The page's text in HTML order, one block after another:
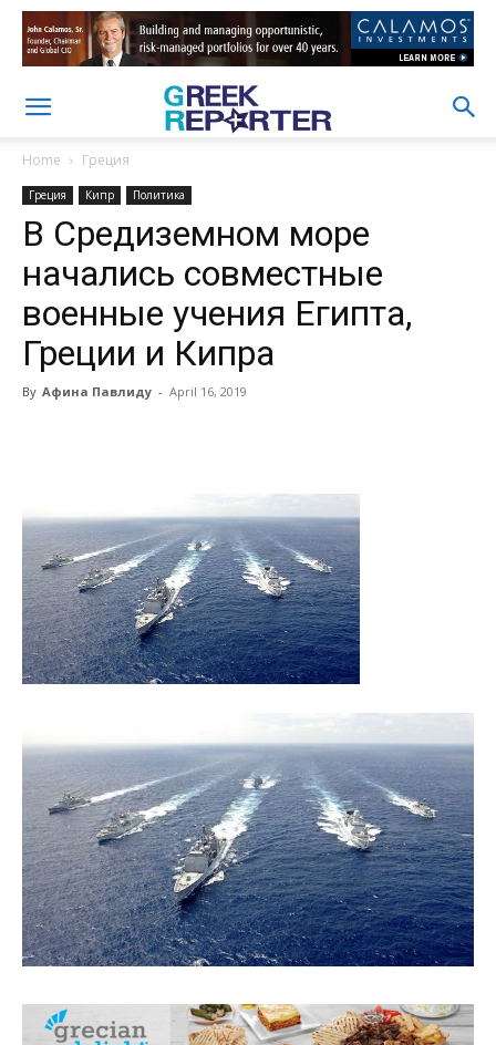
Home Греция
Греция Кипр Политика
В Средиземном море
начались совместные
военные учения Египта,
Греции и Кипра
By Афина Павлиду - April 16, 2019